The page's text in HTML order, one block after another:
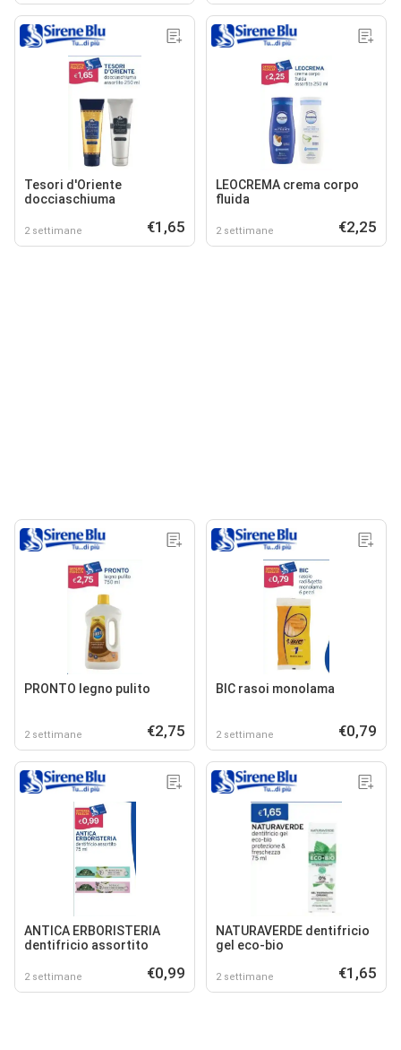
Tesori d'Oriente
docciaschiuma
2 settimane €1,65
LEOCREMA crema corpo
fluida
2 settimane €2,25
PRONTO legno pulito
2 settimane €2,75
BIC rasoi monolama
2 settimane €0,79
ANTICA ERBORISTERIA
dentifricio assortito
2 settimane €0,99
NATURAVERDE dentifricio
gel eco-bio
2 settimane €1,65